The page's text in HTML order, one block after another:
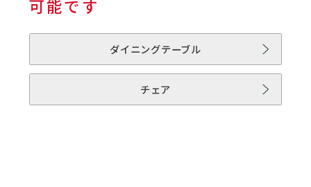
コンパクトタイプ
可能です
ダイニングテーブル
チェア